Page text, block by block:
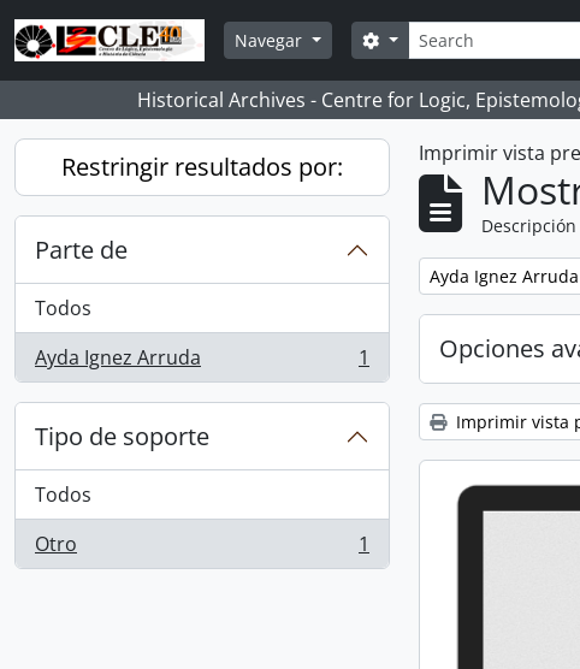
Skip to main content
Navegar
Búsqueda
Search options
Historical Archives - Centre for Logic,
Restringir resultados por:
Parte de
Todos
Ayda Ignez Arruda
, 1 resultados 1
Tipo de soporte
Todos
Otro
, 1 resultados 1
Imprimir vista
Remove filter:
Ayda Ignez Arruda
Opciones
Imprimir vista